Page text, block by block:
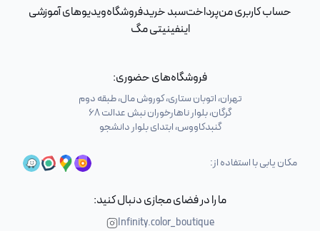
حساب کاربری منپرداختسبد خریدفروشگاهویدیوهای آموزشی
اینفینیتی مگ
فروشگاه‌های حضوری:
تهران، اتوبان ستاری، کوروش مال، طبقه دوم
گرگان، بلوار ناهارخوران نبش عدالت 68
گنبدکاووس، ابتدای بلوار دانشجو
مکان یابی با استفاده از:
ما را در فضای مجازی دنبال کنید:
Infinity.color_boutique